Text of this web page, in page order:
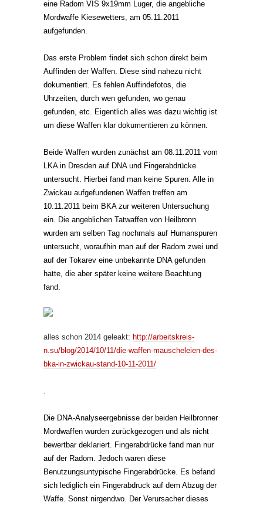
eine Radom VIS 9x19mm Luger, die angebliche
Mordwaffe Kiesewetters, am 05.11.2011
aufgefunden.
Das erste Problem findet sich schon direkt beim
Auffinden der Waffen. Diese sind nahezu nicht
dokumentiert. Es fehlen Auffindefotos, die
Uhrzeiten, durch wen gefunden, wo genau
gefunden, etc. Eigentlich alles was dazu wichtig ist
um diese Waffen klar dokumentieren zu können.
Beide Waffen wurden zunächst am 08.11.2011 vom
LKA in Dresden auf DNA und Fingerabdrücke
untersucht. Hierbei fand man keine Spuren. Alle in
Zwickau aufgefundenen Waffen treffen am
10.11.2011 beim BKA zur weiteren Untersuchung
ein. Die angeblichen Tatwaffen von Heilbronn
wurden am selben Tag nochmals auf Humanspuren
untersucht, woraufhin man auf der Radom zwei und
auf der Tokarev eine unbekannte DNA gefunden
hatte, die aber später keine weitere Beachtung
fand.
alles schon 2014 geleakt: http://arbeitskreis-
n.su/blog/2014/10/11/die-waffen-mauscheleien-des-
bka-in-zwickau-stand-10-11-2011/
.
Die DNA-Analyseergebnisse der beiden Heilbronner
Mordwaffen wurden zurückgezogen und als nicht
bewertbar deklariert. Fingerabdrücke fand man nur
auf der Radom. Jedoch waren diese
Benutzungsuntypische Fingerabdrücke. Es befand
sich lediglich ein Fingerabdruck auf dem Abzug der
Waffe. Sonst nirgendwo. Der Verursacher dieses